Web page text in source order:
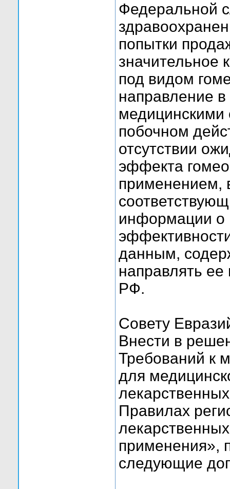
Федеральной
попытки
значительное
под видом
направление
медицинскими
побочном
отсутствии
эффекта
применением,
информации о
данным,
направлять
РФ.
Совету
Внести в
Требований к
для
Правилах
применения»,
следующие